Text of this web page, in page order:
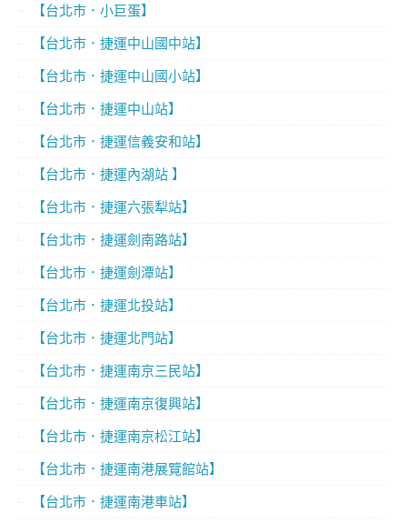
【台北市．小巨蛋】
【台北市．捷運中山國中站】
【台北市．捷運中山國小站】
【台北市．捷運中山站】
【台北市．捷運信義安和站】
【台北市．捷運內湖站 】
【台北市．捷運六張犁站】
【台北市．捷運劍南路站】
【台北市．捷運劍潭站】
【台北市．捷運北投站】
【台北市．捷運北門站】
【台北市．捷運南京三民站】
【台北市．捷運南京復興站】
【台北市．捷運南京松江站】
【台北市．捷運南港展覽館站】
【台北市．捷運南港車站】